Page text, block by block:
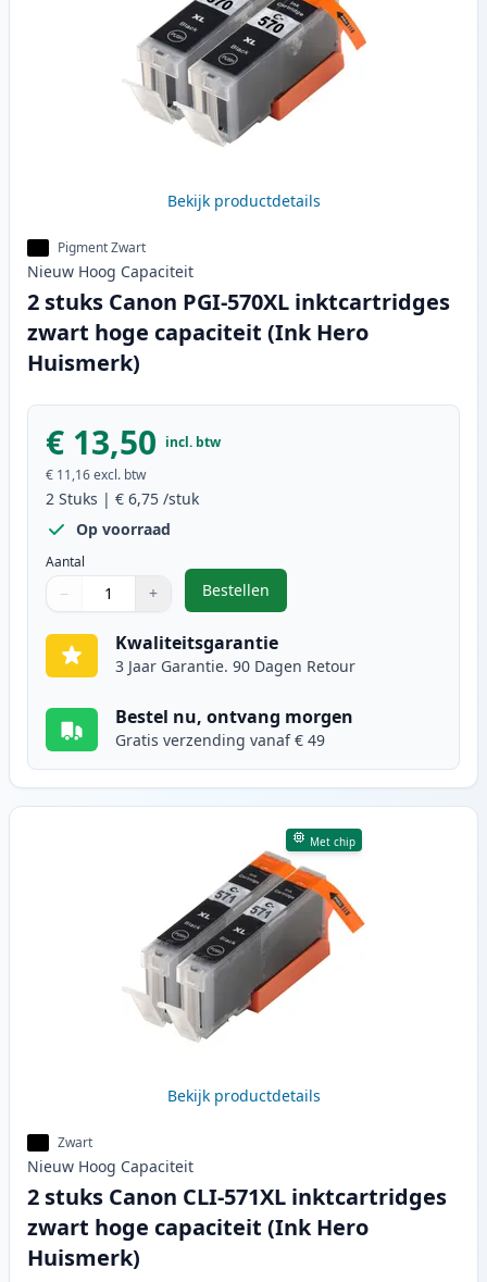
Bekijk productdetails
Pigment Zwart
Nieuw Hoog Capaciteit
2 stuks Canon PGI-570XL inktcartridges
zwart hoge capaciteit (Ink Hero
Huismerk)
€ 13,50 incl. btw
€ 11,16excl. btw
2 Stuks | € 6,75 /stuk
Op voorraad
Aantal
Gebruik de knoppen om aan te passen
− +
1
Bestellen
,2 stuks Canon PGI-570XL
Kwaliteitsgarantie
3 Jaar Garantie. 90 Dagen Retour
Bestel nu, ontvang morgen
Gratis verzending vanaf € 49
Met chip
Bekijk productdetails
Zwart
Nieuw Hoog Capaciteit
2 stuks Canon CLI-571XL inktcartridges
zwart hoge capaciteit (Ink Hero
Huismerk)